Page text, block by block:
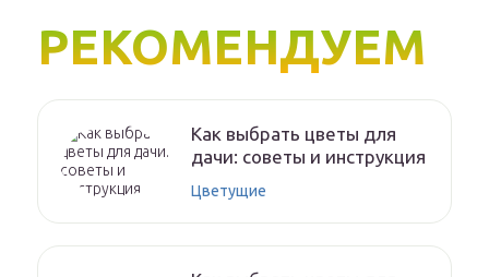
РЕКОМЕНДУЕМ
Как выбрать цветы для
дачи: советы и инструкция
Цветущие